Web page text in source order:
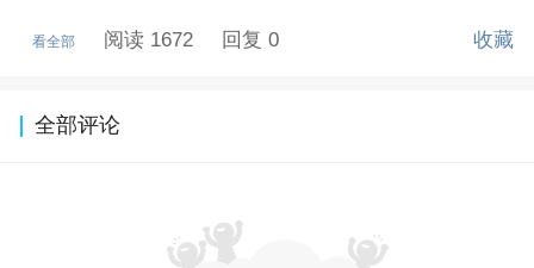
看全部 阅读 1672 回复 0 收藏
全部评论